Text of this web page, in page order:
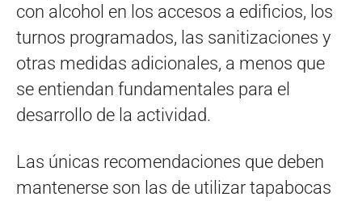
con alcohol en los accesos a edificios, los
turnos programados, las sanitizaciones y
otras medidas adicionales, a menos que
se entiendan fundamentales para el
desarrollo de la actividad.
Las únicas recomendaciones que deben
mantenerse son las de utilizar tapabocas